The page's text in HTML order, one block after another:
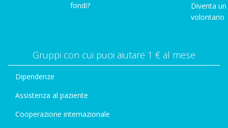
fondi?
Diventa un
volontario
Gruppi con cui puoi aiutare 1 € al mese
Dipendenze
Assistenza al paziente
Cooperazione internazionale